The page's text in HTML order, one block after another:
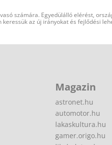
számára. Egyedülálló elérést,
az új irányokat és fejlődési
Magazin
astronet.hu
automotor.hu
lakaskultura.hu
gamer.origo.hu